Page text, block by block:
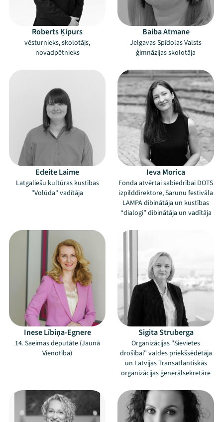
Roberts Ķipurs
vēsturnieks, skolotājs,
novadpētnieks
Baiba Atmane
Jelgavas Spīdolas Valsts
ģimnāzijas skolotāja
Edeite Laime
Latgaliešu kultūras kustības
"Volūda" vadītāja
Ieva Morica
Fonda atvērtai sabiedrībai DOTS
izpilddirektore, Sarunu festivāla
LAMPA dibinātāja un kustības
“dialogi” dibinātāja un vadītāja
Inese Lībiņa-Egnere
14. Saeimas deputāte (Jaunā
Vienotība)
Sigita Struberga
Organizācijas "Sievietes
drošībai" valdes priekšsēdētāja
un Latvijas Transatlantiskās
organizācijas ģenerālsekretāre